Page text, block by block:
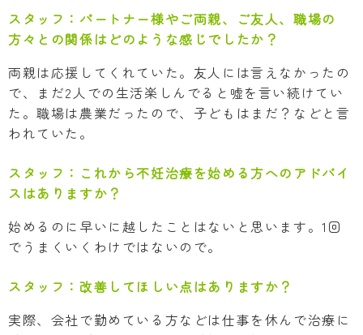
スタッフ： パートナー様やご両親、ご友人、職場の
方々との関係はどのような感じでしたか？
両親は応援してくれていた。友人には言えなかったの
で、まだ2人での生活楽しんでると嘘を言い続けてい
た。職場は農業だったので、子どもはまだ？などと言
われていた。
スタッフ： これから不妊治療を始める方へのアドバイ
スはありますか？
始めるのに早いに越したことはないと思います。1回
でうまくいくわけではないので。
スタッフ： 改善してほしい点はありますか？
実際、会社で勤めている方などは仕事を休んで治療に